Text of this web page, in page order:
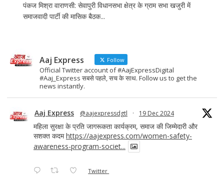
पंकज मिश्रा वाराणसी: सेवापुरी विधानसभा क्षेत्र के ग्राम सभा खजुरी में
समाजवादी पार्टी की मासिक बैठक...
Aaj Express Follow
Official Twitter account of #AajExpressDigital
#Aaj_Express सबसे पहले, सच के साथ. Follow us to get the
news instantly.
Aaj Express @aajexpressdgtl · 19 Dec 2024
महिला सुरक्षा के प्रति जागरूकता कार्यक्रम, समाज की जिम्मेदारी और
सशक्त कदमhttps://aajexpress.com/women-safety-
awareness-program-societ...
Twitter